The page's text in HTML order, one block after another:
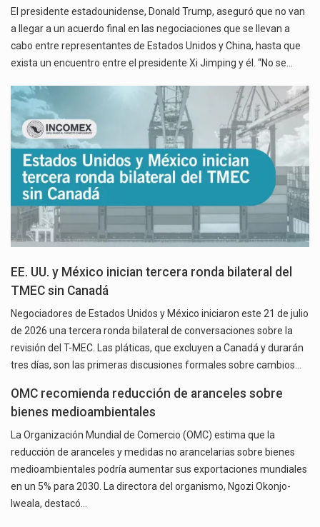
El presidente estadounidense, Donald Trump, aseguró que no van
a llegar a un acuerdo final en las negociaciones que se llevan a
cabo entre representantes de Estados Unidos y China, hasta que
exista un encuentro entre el presidente Xi Jimping y él. “No se…
EE. UU. y México inician tercera ronda bilateral del
TMEC sin Canadá
Negociadores de Estados Unidos y México iniciaron este 21 de julio
de 2026 una tercera ronda bilateral de conversaciones sobre la
revisión del T-MEC. Las pláticas, que excluyen a Canadá y durarán
tres días, son las primeras discusiones formales sobre cambios…
OMC recomienda reducción de aranceles sobre
bienes medioambientales
La Organización Mundial de Comercio (OMC) estima que la
reducción de aranceles y medidas no arancelarias sobre bienes
medioambientales podría aumentar sus exportaciones mundiales
en un 5% para 2030. La directora del organismo, Ngozi Okonjo-
Iweala, destacó…